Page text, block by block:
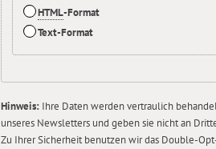
HTML-Format
Text-Format
Hinweis: Ihre Daten werden vertraulich
unseres Newsletters und geben sie nicht an
Zu Ihrer Sicherheit benutzen wir das Double-